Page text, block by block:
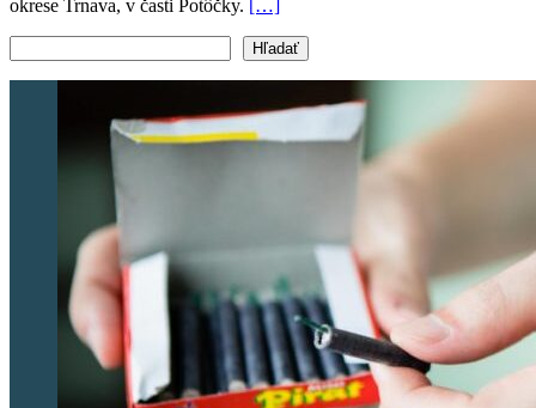
okrese Trnava, v časti Potôčky.
[…]
Hľadať